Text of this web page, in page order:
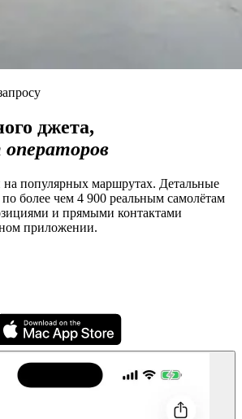
джета,
популярных маршрутах. Детальные
более чем 4 900 реальным самолётам
и прямыми контактами
приложении.